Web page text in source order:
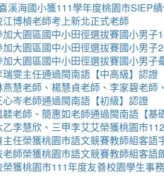
溪海國小獲111學年度桃園市SIEP
博楨老師考上新北正式老師
大園區國中小田徑選拔賽國小男子
大園區國中小田徑選拔賽國小男
大園區國中小田徑選拔賽國小男子
雯主任通過閩南語【中高級】認證
慧老師、楊慧貞老師、李家碧老
岑老師通過閩南語【初級】認證
老師、簡惠如老師通過閩南語【基
李慧欣、三甲李艾艾榮獲桃園市
任榮獲桃園市語文競賽教師組客語
師榮獲桃園市語文競賽教師組客語
獲桃園市111年度友善校園學生事